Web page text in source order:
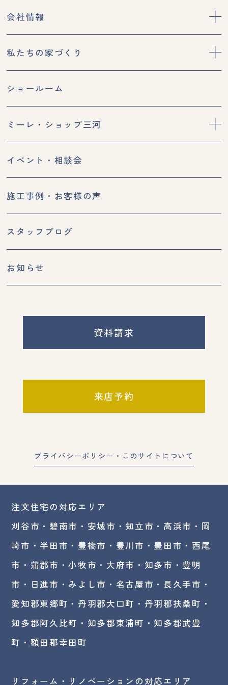
会社情報
私たちの家づくり
ショールーム
ミーレ・ショップ三河
イベント・相談会
施工事例・お客様の声
スタッフブログ
お知らせ
資料請求
来店予約
プライバシーポリシー・このサイトについて
注文住宅の対応エリア
刈谷市・碧南市・ 安城市 ・知立市 ・高浜市・ 岡
崎市 ・半田市・豊橋市・豊川市・豊田市・西尾
市・蒲郡市・小牧市・大府市・知多市・豊明
市・日進市・みよし市・ 名古屋市 ・長久手市・
愛知郡東郷町・丹羽郡大口町・丹羽郡扶桑町・
知多郡阿久比町・知多郡東浦町・知多郡武豊
町・額田郡幸田町
リフォーム・リノベーションの対応エリア